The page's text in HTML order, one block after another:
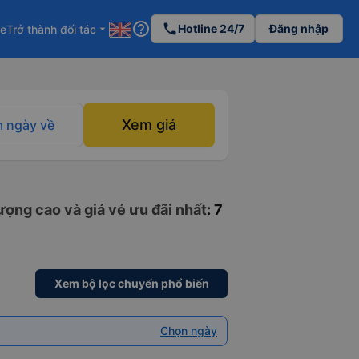
Trở thành đối tác arrow_drop_down help_outline phoneHotline 24/7 Đăng nhập
ngày về Xem giá
cao và giá vé ưu đãi nhất: 7
Xem bộ lọc chuyến phổ biến
Chọn ngày